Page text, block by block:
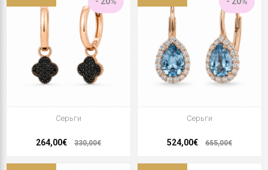
Серьги
264,00€ 330,00€
Серьги
524,00€ 655,00€